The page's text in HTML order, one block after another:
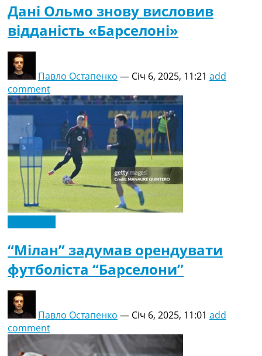
Дані Ольмо знову висловив
відданість «Барселоні»
Павло Остапенко — Січ 6, 2025, 11:21 add
comment
“Мілан” задумав орендувати
футболіста “Барселони”
Павло Остапенко — Січ 6, 2025, 11:01 add
comment